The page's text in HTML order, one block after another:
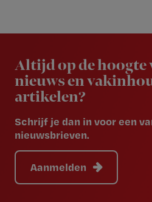
Altijd op de hoogte
nieuws en
artikelen?
Schrijf je dan in voor een
nieuwsbrieven.
Aanmelden